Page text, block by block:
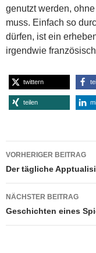
genutzt werden,
muss. Einfach so
dürfen, ist ein
irgendwie
twittern
teilen
VORHERIGER BEITRAG
Der tägliche
NÄCHSTER BEITRAG
Geschichten eines